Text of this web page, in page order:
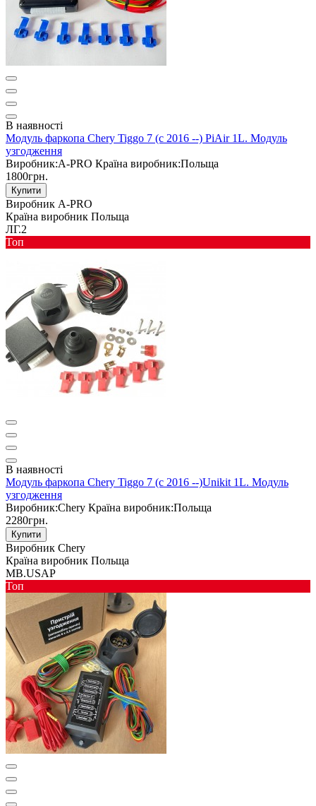
В наявності
Модуль фаркопа Chery Tiggo 7 (c 2016 --) PiAir 1L. Модуль
узгодження
Виробник:A-PRO Країна виробник:Польща
1800грн.
Купити
Виробник A-PRO
Країна виробник Польща
ЛГ.2
Toп
В наявності
Модуль фаркопа Chery Tiggo 7 (c 2016 --)Unikit 1L. Модуль
узгодження
Виробник:Chery Країна виробник:Польща
2280грн.
Купити
Виробник Chery
Країна виробник Польща
MB.USAP
Toп